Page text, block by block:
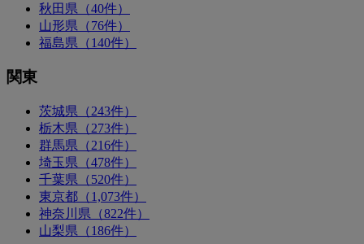
秋田県（40件）
山形県（76件）
福島県（140件）
関東
茨城県（243件）
栃木県（273件）
群馬県（216件）
埼玉県（478件）
千葉県（520件）
東京都（1,073件）
神奈川県（822件）
山梨県（186件）